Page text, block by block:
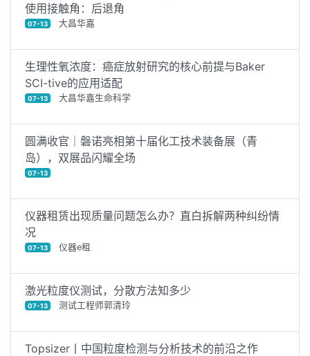
使用接触角：后退角
07-13 大昌华嘉
生理性氧浓度：癌症放射研究的核心前提与Baker
SCI-tive的应用适配
07-13 大昌华嘉生命科学
圆满收官｜磐诺亮相第十届化工技术装备展（青
岛），双展品闪耀全场
07-13
仪器租赁出现质量问题怎么办？直白拆解两种纠纷情
况
07-13 仪器e租
激光粒度仪测试，分散方法知多少
07-13 测试工程师郭清玲
Topsizer丨中国粒度检测与分析技术的前沿之作